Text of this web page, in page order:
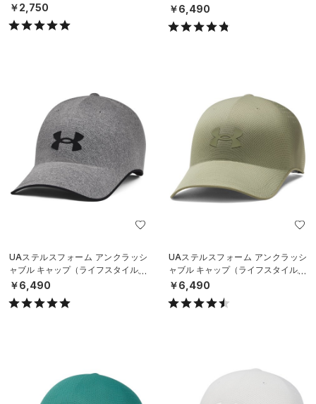
￥2,750
NISEX）
￥6,490
UAステルスフォーム アンクラッシ
ャブル キャップ（ライフスタイル/U
NISEX）
￥6,490
UAステルスフォーム アンクラッシ
ャブル キャップ（ライフスタイル/U
NISEX）
￥6,490